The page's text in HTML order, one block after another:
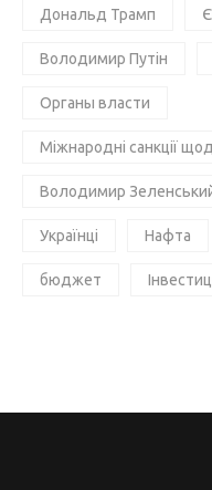
Дональд Трамп
Володимир Путін
Органы власти
Міжнародні санкції
Володимир
Українці Нафта
бюджет